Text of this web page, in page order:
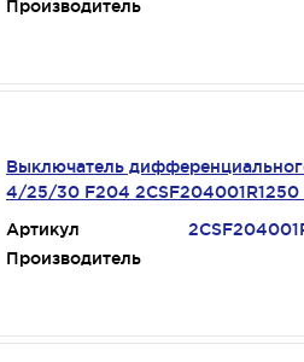
Производитель
Выключатель
4/25/30 F204 2CSF204001R1250
Артикул
Производитель